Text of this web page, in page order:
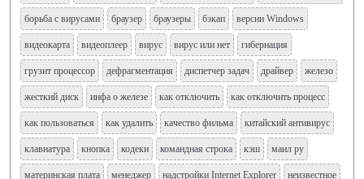
борьба с вирусами браузер браузеры бэкап версии Windows
видеокарта видеоплеер вирус вирус или нет гибернация
грузит процессор дефрагментация диспетчер задач драйвер железо
жесткий диск инфа о железе как отключить как отключить процесс
как пользоваться как удалить качество фильма китайский антивирус
клавиатура кнопка кодеки командная строка кэш маил ру
материнская плата менеджер надстройки Internet Explorer неизвестное